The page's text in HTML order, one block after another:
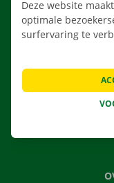
Deze website
optimale
surfervaring te